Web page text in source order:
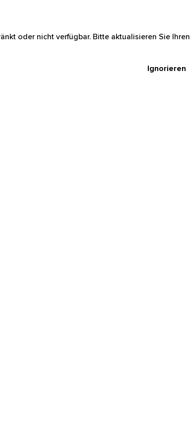
oder nicht verfügbar. Bitte aktualisieren Sie Ihren
Ignorieren